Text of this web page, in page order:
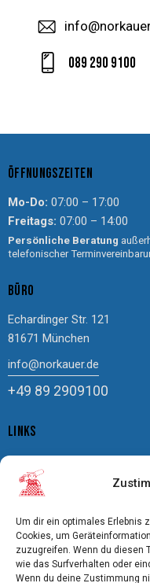
Um dir ein optimales Erlebnis
Cookies, um
zuzugreifen. Wenn du diesen
wie das Surfverhalten oder
Wenn du deine Zustimmung
089 290 9100
ÖFFNUNGSZEITEN
Mo-Do: 07:00 – 17:00
Freitags: 07:00 – 14:00
Persönliche Beratung
telefonischer
BÜRO
Echardinger Str. 121
81671 München
info@norkauer.de
+49 89 2909100
LINKS
Impressum
Datenschutz
AGBs
Bildnachweis
Freistellung